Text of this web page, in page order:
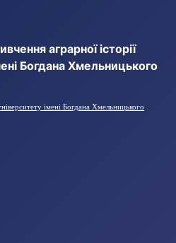
аграрної історії
Богдана Хмельницького
імені Богдана Хмельницького